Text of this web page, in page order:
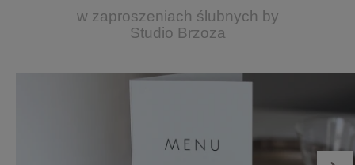
w zaproszeniach ślubnych by
Studio Brzoza